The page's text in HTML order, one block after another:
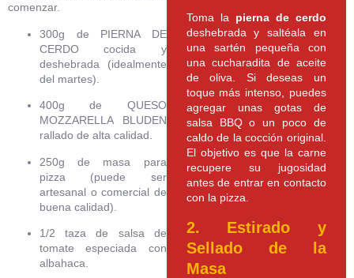
comenzar.
300g de PIERNA DE
CERDO cocida y
deshebrada (idealmente
del martes).
400g de QUESO
MOZZARELLA BLUDEN
rallado de alta calidad.
250g de masa para
pizza (puede ser
artesanal o comercial de
buena calidad).
1/2 taza de salsa de
tomate especiada con
albahaca.
Toma la pierna de cerdo
deshebrada y saltéala en
una sartén pequeña con
una cucharadita de aceite
de oliva. Si deseas un
toque más intenso, puedes
agregar unas gotas de
salsa BBQ o un poco de
caldo de la cocción original.
El objetivo es que la carne
recupere su jugosidad
antes de entrar en contacto
con la pizza.
2. Estirado y
Sellado de la
Masa